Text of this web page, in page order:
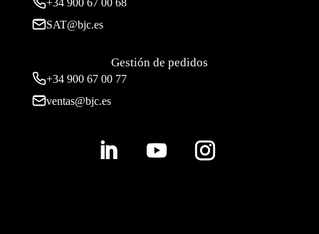
SAT@bjc.es
Gestión de pedidos
+34 900 67 00 77
ventas@bjc.es